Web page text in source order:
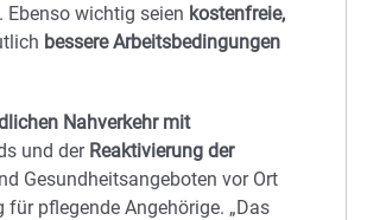
wichtig seien kostenfreie,
bessere Arbeitsbedingungen
Nahverkehr mit
und der Reaktivierung der
Gesundheitsangeboten vor Ort
pflegende Angehörige. „Das